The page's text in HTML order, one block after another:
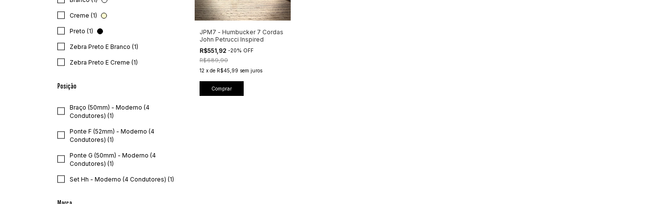
Creme (1)
Preto (1)
Zebra Preto E Branco (1)
Zebra Preto E Creme (1)
Posição
Braço (50mm) - Moderno (4
Condutores) (1)
Ponte F (52mm) - Moderno (4
Condutores) (1)
Ponte G (50mm) - Moderno (4
Condutores) (1)
Set Hh - Moderno (4 Condutores) (1)
JPM7 - Humbucker 7 Cordas
John Petrucci Inspired
R$551,92 -20% OFF
R$689,90
12 x de R$45,99 sem juros
Comprar